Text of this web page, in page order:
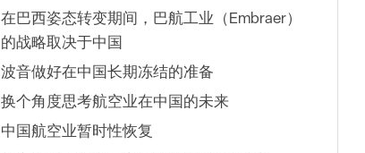
在巴西姿态转变期间，巴航工业（Embraer）
的战略取决于中国
波音做好在中国长期冻结的准备
换个角度思考航空业在中国的未来
中国航空业暂时性恢复